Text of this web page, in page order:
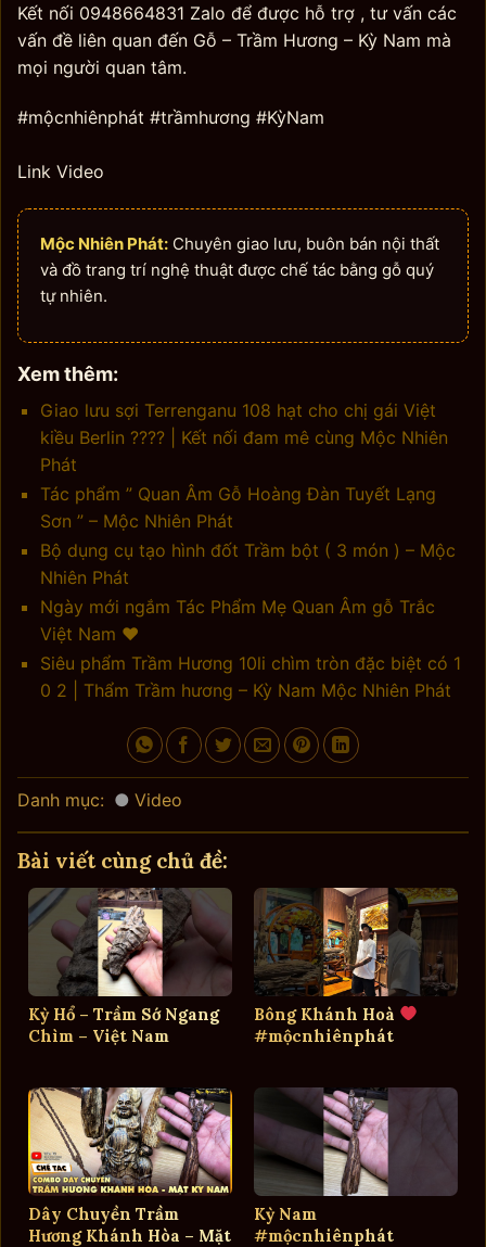
Kết nối 0948664831 Zalo để được hỗ trợ , tư vấn các
vấn đề liên quan đến Gỗ – Trầm Hương – Kỳ Nam mà
mọi người quan tâm.
#mộcnhiênphát #trầmhương #KỳNam
Link Video
Mộc Nhiên Phát: Chuyên giao lưu, buôn bán nội thất
và đồ trang trí nghệ thuật được chế tác bằng gỗ quý
tự nhiên.
Xem thêm:
Giao lưu sợi Terrenganu 108 hạt cho chị gái Việt
kiều Berlin ???? | Kết nối đam mê cùng Mộc Nhiên
Phát
Tác phẩm ” Quan Âm Gỗ Hoàng Đàn Tuyết Lạng
Sơn ” – Mộc Nhiên Phát
Bộ dụng cụ tạo hình đốt Trầm bột ( 3 món ) – Mộc
Nhiên Phát
Ngày mới ngắm Tác Phẩm Mẹ Quan Âm gỗ Trắc
Việt Nam ♥️
Siêu phẩm Trầm Hương 10li chìm tròn đặc biệt có 1
0 2 | Thẩm Trầm hương – Kỳ Nam Mộc Nhiên Phát
Danh mục: Video
Bài viết cùng chủ đề:
Kỳ Hổ – Trầm Sớ Ngang
Chìm – Việt Nam
Bông Khánh Hoà
#mộcnhiênphát
Dây Chuyền Trầm
Hương Khánh Hòa – Mặt
Kỳ Nam
#mộcnhiênphát